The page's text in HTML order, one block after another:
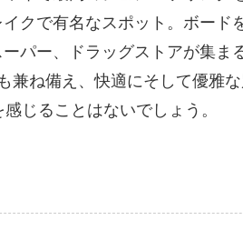
クで有名なスポット。ボー
パー、ドラッグストアが集
ね備え、快適にそして優雅
じることはないでしょう。